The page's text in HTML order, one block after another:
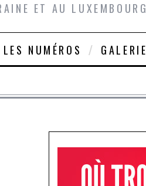
ET AU LUXEMBOURG
LES NUMÉROS GALERIE